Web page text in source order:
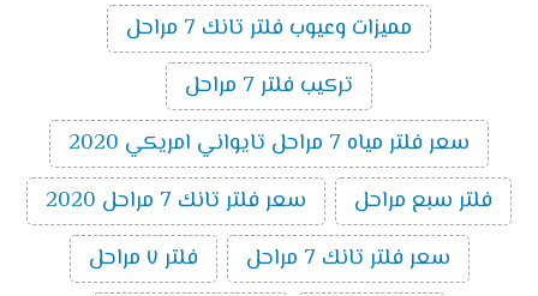
مميزات وعيوب فلتر تانك 7 مراحل
تركيب فلتر 7 مراحل
سعر فلتر مياه 7 مراحل تايواني امريكي 2020
فلتر سبع مراحل
سعر فلتر تانك 7 مراحل 2020
سعر فلتر تانك 7 مراحل
فلتر ٧ مراحل